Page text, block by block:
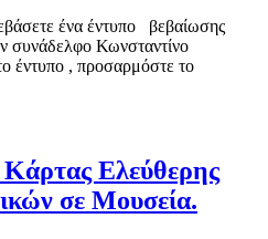
ένα έντυπο βεβαίωσης
συνάδελφο Κωνσταντίνο
έντυπο , προσαρμόστε το
Ελεύθερης
σε Μουσεία.